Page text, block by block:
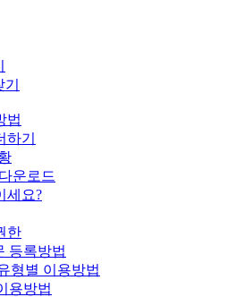
법
하기
운로드
세요?
한
등록방법
형별 이용방법
용방법